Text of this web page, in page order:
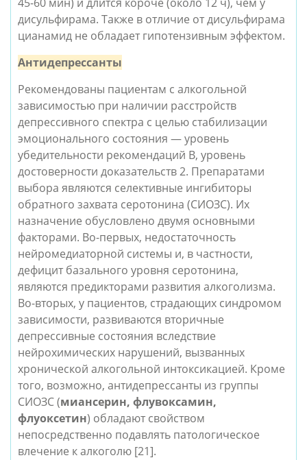
дисульфирама. Также в отличие от дисульфирама
цианамид не обладает гипотензивным эффектом.
Антидепрессанты
Рекомендованы пациентам с алкогольной
зависимостью при наличии расстройств
депрессивного спектра с целью стабилизации
эмоционального состояния — уровень
убедительности рекомендаций В, уровень
достоверности доказательств 2. Препаратами
выбора являются селективные ингибиторы
обратного захвата серотонина (СИОЗС). Их
назначение обусловлено двумя основными
факторами. Во-первых, недостаточность
нейромедиаторной системы и, в частности,
дефицит базального уровня серотонина,
являются предикторами развития алкоголизма.
Во-вторых, у пациентов, страдающих синдромом
зависимости, развиваются вторичные
депрессивные состояния вследствие
нейрохимических нарушений, вызванных
хронической алкогольной интоксикацией. Кроме
того, возможно, антидепрессанты из группы
СИОЗС (миансерин, флувоксамин,
флуоксетин) обладают свойством
непосредственно подавлять патологическое
влечение к алкоголю [21].